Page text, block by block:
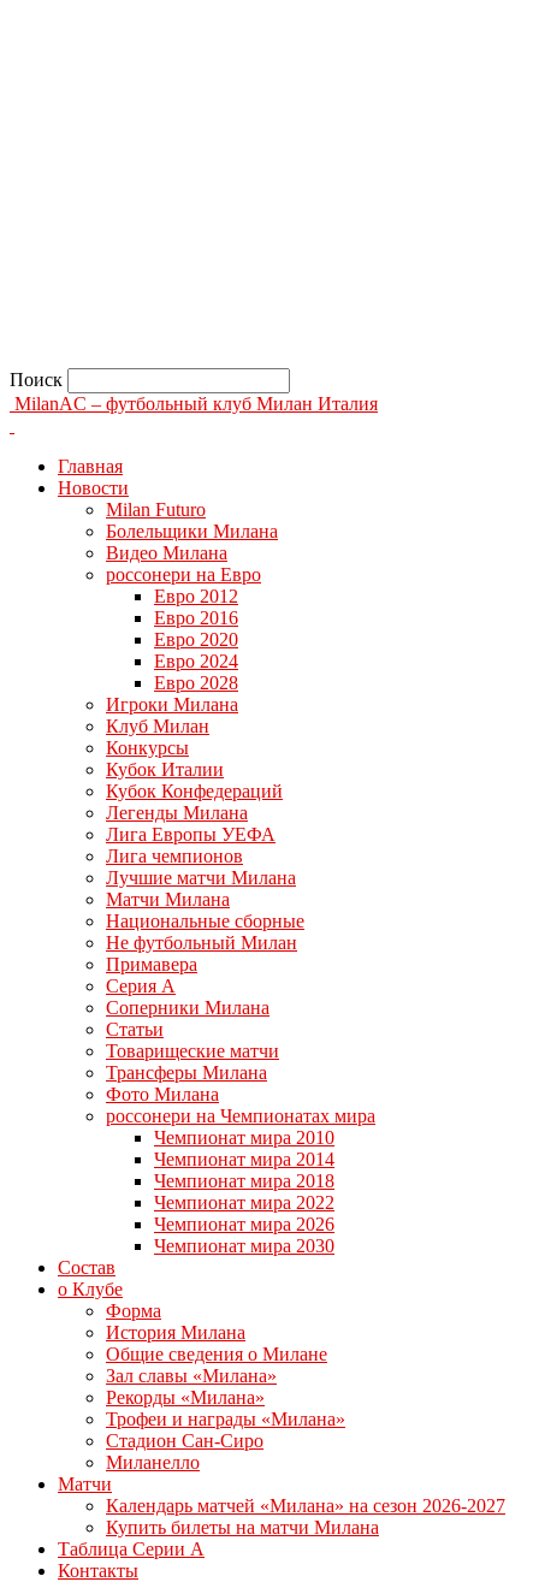
Поиск
MilanAC – футбольный клуб Милан Италия
Главная
Новости
Milan Futuro
Болельщики Милана
Видео Милана
россонери на Евро
Евро 2012
Евро 2016
Евро 2020
Евро 2024
Евро 2028
Игроки Милана
Клуб Милан
Конкурсы
Кубок Италии
Кубок Конфедераций
Легенды Милана
Лига Европы УЕФА
Лига чемпионов
Лучшие матчи Милана
Матчи Милана
Национальные сборные
Не футбольный Милан
Примавера
Серия А
Соперники Милана
Статьи
Товарищеские матчи
Трансферы Милана
Фото Милана
россонери на Чемпионатах мира
Чемпионат мира 2010
Чемпионат мира 2014
Чемпионат мира 2018
Чемпионат мира 2022
Чемпионат мира 2026
Чемпионат мира 2030
Состав
о Клубе
Форма
История Милана
Общие сведения о Милане
Зал славы «Милана»
Рекорды «Милана»
Трофеи и награды «Милана»
Стадион Сан-Сиро
Миланелло
Матчи
Календарь матчей «Милана» на сезон 2026-2027
Купить билеты на матчи Милана
Таблица Серии А
Контакты